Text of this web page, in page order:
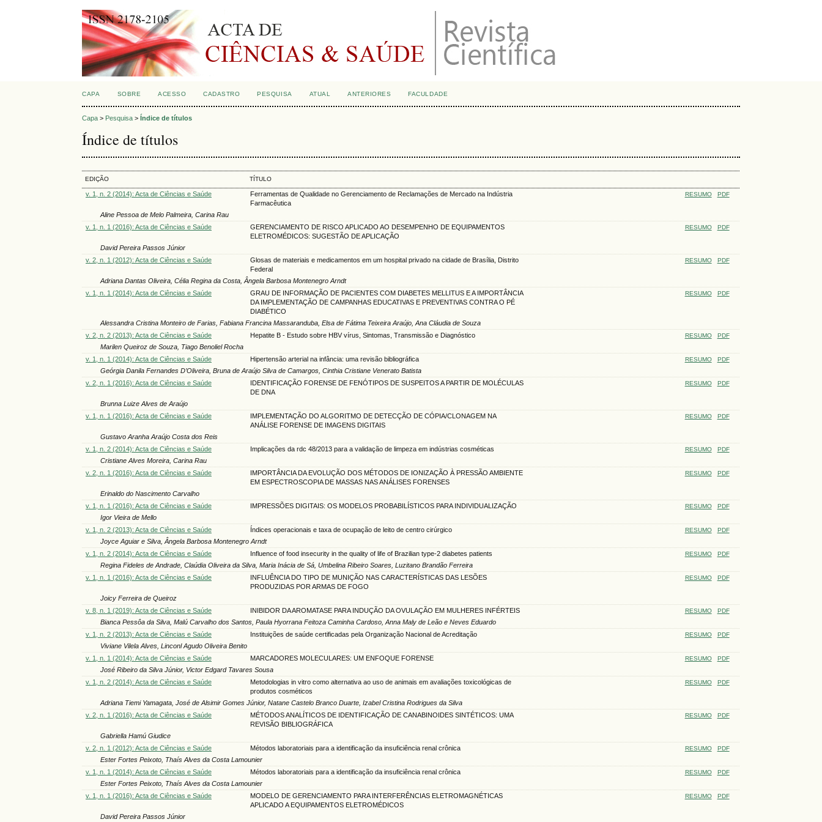
CAPA SOBRE ACESSO CADASTRO PESQUISA ATUAL ANTERIORES FACULDADE
Capa > Pesquisa >Índice de títulos
Índice de títulos
EDIÇÃO TÍTULO
v. 1, n. 2 (2014): Acta de Ciências e Saúde
Ferramentas de Qualidade no Gerenciamento de Reclamações de Mercado na Indústria
Farmacêutica
RESUMO PDF
Aline Pessoa de Melo Palmeira, Carina Rau
v. 1, n. 1 (2016): Acta de Ciências e Saúde
GERENCIAMENTO DE RISCO APLICADO AO DESEMPENHO DE EQUIPAMENTOS
ELETROMÉDICOS: SUGESTÃO DE APLICAÇÃO
RESUMO PDF
David Pereira Passos Júnior
v. 2, n. 1 (2012): Acta de Ciências e Saúde
Glosas de materiais e medicamentos em um hospital privado na cidade de Brasília, Distrito
Federal
RESUMO PDF
Adriana Dantas Oliveira, Célia Regina da Costa, Ângela Barbosa Montenegro Arndt
v. 1, n. 1 (2014): Acta de Ciências e Saúde
GRAU DE INFORMAÇÃO DE PACIENTES COM DIABETES MELLITUS E A IMPORTÂNCIA
DA IMPLEMENTAÇÃO DE CAMPANHAS EDUCATIVAS E PREVENTIVAS CONTRA O PÉ
DIABÉTICO
RESUMO PDF
Alessandra Cristina Monteiro de Farias, Fabiana Francina Massaranduba, Elsa de Fátima Teixeira Araújo, Ana Cláudia de Souza
v. 2, n. 2 (2013): Acta de Ciências e Saúde
Hepatite B - Estudo sobre HBV vírus, Sintomas, Transmissão e Diagnóstico RESUMO PDF
Marilen Queiroz de Souza, Tiago Benoliel Rocha
v. 1, n. 1 (2014): Acta de Ciências e Saúde
Hipertensão arterial na infância: uma revisão bibliográfica RESUMO PDF
Geórgia Danila Fernandes D’Oliveira, Bruna de Araújo Silva de Camargos, Cinthia Cristiane Venerato Batista
v. 2, n. 1 (2016): Acta de Ciências e Saúde
IDENTIFICAÇÃO FORENSE DE FENÓTIPOS DE SUSPEITOS A PARTIR DE MOLÉCULAS
DE DNA
RESUMO PDF
Brunna Luize Alves de Araújo
v. 1, n. 1 (2016): Acta de Ciências e Saúde
IMPLEMENTAÇÃO DO ALGORITMO DE DETECÇÃO DE CÓPIA/CLONAGEM NA
ANÁLISE FORENSE DE IMAGENS DIGITAIS
RESUMO PDF
Gustavo Aranha Araújo Costa dos Reis
v. 1, n. 2 (2014): Acta de Ciências e Saúde
Implicações da rdc 48/2013 para a validação de limpeza em indústrias cosméticas RESUMO PDF
Cristiane Alves Moreira, Carina Rau
v. 2, n. 1 (2016): Acta de Ciências e Saúde
IMPORTÂNCIA DA EVOLUÇÃO DOS MÉTODOS DE IONIZAÇÃO À PRESSÃO AMBIENTE
EM ESPECTROSCOPIA DE MASSAS NAS ANÁLISES FORENSES
RESUMO PDF
Erinaldo do Nascimento Carvalho
v. 1, n. 1 (2016): Acta de Ciências e Saúde
IMPRESSÕES DIGITAIS: OS MODELOS PROBABILÍSTICOS PARA INDIVIDUALIZAÇÃO RESUMO PDF
Igor Vieira de Mello
v. 1, n. 2 (2013): Acta de Ciências e Saúde
Índices operacionais e taxa de ocupação de leito de centro cirúrgico RESUMO PDF
Joyce Aguiar e Silva, Ângela Barbosa Montenegro Arndt
v. 1, n. 2 (2014): Acta de Ciências e Saúde
Influence of food insecurity in the quality of life of Brazilian type-2 diabetes patients RESUMO PDF
Regina Fideles de Andrade, Claúdia Oliveira da Silva, Maria Inácia de Sá, Umbelina Ribeiro Soares, Luzitano Brandão Ferreira
v. 1, n. 1 (2016): Acta de Ciências e Saúde
INFLUÊNCIA DO TIPO DE MUNIÇÃO NAS CARACTERÍSTICAS DAS LESÕES
PRODUZIDAS POR ARMAS DE FOGO
RESUMO PDF
Joicy Ferreira de Queiroz
v. 8, n. 1 (2019): Acta de Ciências e Saúde
INIBIDOR DA AROMATASE PARA INDUÇÃO DA OVULAÇÃO EM MULHERES INFÉRTEIS RESUMO PDF
Bianca Pessôa da Silva, Malú Carvalho dos Santos, Paula Hyorrana Feitoza Caminha Cardoso, Anna Maly de Leão e Neves Eduardo
v. 1, n. 2 (2013): Acta de Ciências e Saúde
Instituições de saúde certificadas pela Organização Nacional de Acreditação RESUMO PDF
Viviane Vilela Alves, Linconl Agudo Oliveira Benito
v. 1, n. 1 (2014): Acta de Ciências e Saúde
MARCADORES MOLECULARES: UM ENFOQUE FORENSE RESUMO PDF
José Ribeiro da Silva Júnior, Victor Edgard Tavares Sousa
v. 1, n. 2 (2014): Acta de Ciências e Saúde
Metodologias in vitro como alternativa ao uso de animais em avaliações toxicológicas de
produtos cosméticos
RESUMO PDF
Adriana Tiemi Yamagata, José de Alsimir Gomes Júnior, Natane Castelo Branco Duarte, Izabel Cristina Rodrigues da Silva
v. 2, n. 1 (2016): Acta de Ciências e Saúde
MÉTODOS ANALÍTICOS DE IDENTIFICAÇÃO DE CANABINOIDES SINTÉTICOS: UMA
REVISÃO BIBLIOGRÁFICA
RESUMO PDF
Gabriella Hamú Giudice
v. 2, n. 1 (2012): Acta de Ciências e Saúde
Métodos laboratoriais para a identificação da insuficiência renal crônica RESUMO PDF
Ester Fortes Peixoto, Thaís Alves da Costa Lamounier
v. 1, n. 1 (2014): Acta de Ciências e Saúde
Métodos laboratoriais para a identificação da insuficiência renal crônica RESUMO PDF
Ester Fortes Peixoto, Thaís Alves da Costa Lamounier
v. 1, n. 1 (2016): Acta de Ciências e Saúde
MODELO DE GERENCIAMENTO PARA INTERFERÊNCIAS ELETROMAGNÉTICAS
APLICADO A EQUIPAMENTOS ELETROMÉDICOS
RESUMO PDF
David Pereira Passos Júnior